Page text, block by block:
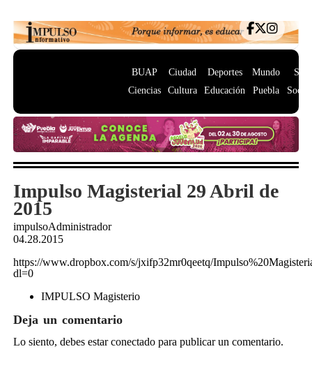
BUAP
Ciencias
Ciudad
Cultura
Deportes
Educación
Mundo
Puebla
Impulso Magisterial 29 Abril de
2015
impulsoAdministrador
04.28.2015
https://www.dropbox.com/s/jxifp32mr0qeetq/
dl=0
IMPULSO Magisterio
Deja un comentario
Lo siento, debes estarconectadopara publicar un comentario.